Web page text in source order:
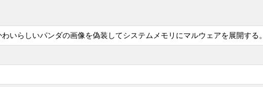
いらしいパンダの画像を偽装してシステムメモリにマルウェアを展開する。